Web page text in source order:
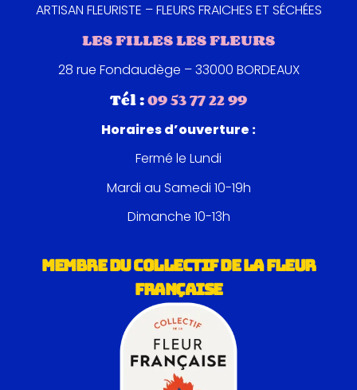
ARTISAN FLEURISTE – FLEURS FRAICHES ET SÉCHÉES
LES FILLES LES FLEURS
28 rue Fondaudège – 33000 BORDEAUX
Tél :09 53 77 22 99
Horaires d’ouverture :
Fermé le Lundi
Mardi au Samedi 10-19h
Dimanche 10-13h
MEMBRE DU COLLECTIF DE LA FLEUR
FRANÇAISE